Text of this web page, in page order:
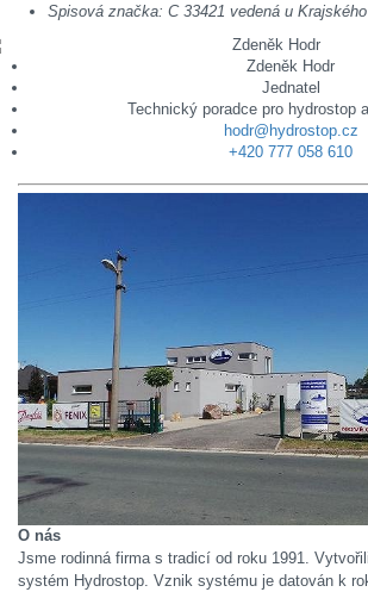
Spisová značka: C 33421 vedená u
Zdeněk Hodr
Jednatel
Technický poradce pro hydrostop
hodr@hydrostop.cz
+420 777 058 610
O nás
Jsme rodinná firma s tradicí od roku 1991.
systém Hydrostop. Vznik systému je datován k